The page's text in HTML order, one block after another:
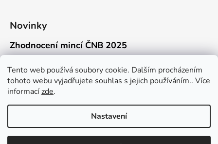
Tento web používá soubory cookie. Dalším procházením
tohoto webu vyjadřujete souhlas s jejich používáním.. Více
informacízde.
Nastavení
Novinky
Zhodnocení mincí ČNB 2025
Připravili jsme pro vás jednoduchý a př...
Mýty o přepravě zlatých mincí mimo EU
Kdo někdy držel v ruce zlatou minci Wie...